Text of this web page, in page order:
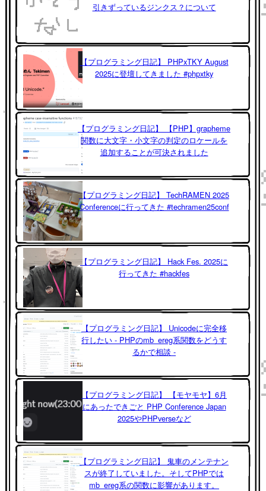
引きずっているジンクス？について
【プログラミング日記】 PHPxTKY August
2025に登壇してきました #phpxtky
【プログラミング日記】 【PHP】grapheme
関数に大文字・小文字の判定のロケールを
追加することが可決されました
【プログラミング日記】 TechRAMEN 2025
Conferenceに行ってきた #techramen25conf
【プログラミング日記】 Hack Fes. 2025に
行ってきた #hackfes
【プログラミング日記】 Unicodeに完全移
行したい - PHPのmb_ereg系関数をどうす
るかで相談 -
【プログラミング日記】 【モヤモヤ】6月
にあったできごと PHP Conference Japan
2025やPHPverseなど
【プログラミング日記】 鬼車のメンテナン
スが終了していました。そしてPHPでは
mb_ereg系の関数に影響があります。